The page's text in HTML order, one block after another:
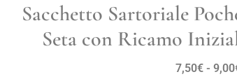
Sacchetto Sartoriale
Seta con Ricamo
7,50€ - 9,00